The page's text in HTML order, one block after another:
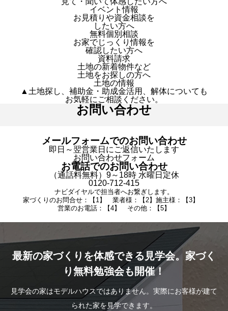
イベント情報
お見積りや資金相談を
したい方へ
無料個別相談
お家でじっくり情報を
確認したい方へ
資料請求
土地の新着物件など
土地をお探しの方へ
土地の情報
▲土地探し、補助金・助成金活用、解体についても
お気軽にご相談ください。
お問い合わせ
メールフォームでのお問い合わせ
即日～翌営業日にご返信いたします
お問い合わせフォーム
お電話でのお問い合わせ
（通話料無料）9～18時 水曜日定休
0120-712-415
ナビダイヤルで担当者へお繋ぎします。
家づくりのお問合せ：【1】 業者様：【2】施主様：【3】
営業のお電話：【4】 その他：【5】
最新の家づくりを体感できる見学会。家づく
り無料勉強会も開催！
見学会の家はモデルハウスではありません。実際にお客様が建て
られた家を見学できます。